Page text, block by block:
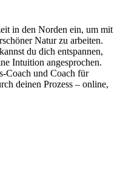
in den Norden ein, um mit
Natur zu arbeiten.
du dich entspannen,
Intuition angesprochen.
Coach und Coach für
deinen Prozess – online,